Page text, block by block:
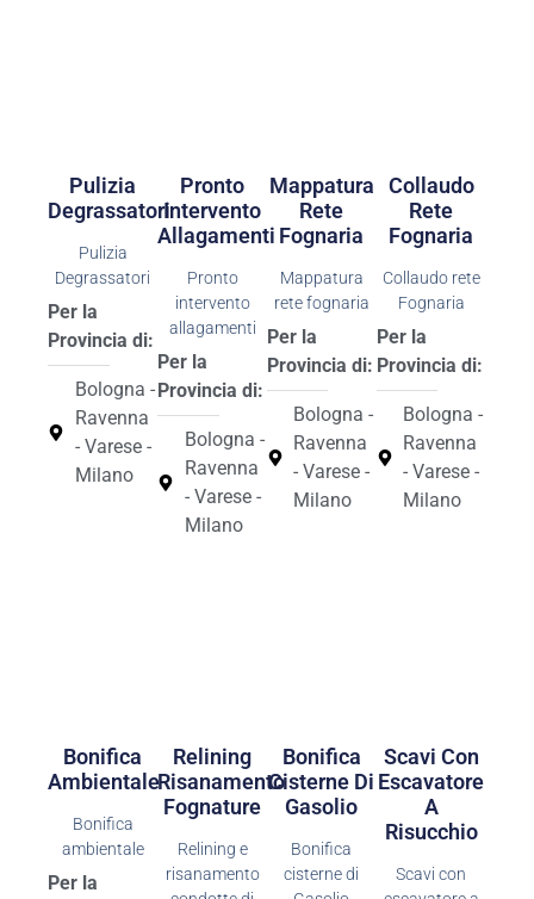
Pulizia
Degrassatori
Pulizia
Degrassatori
Per la
Provincia di:
Bologna -
Ravenna
- Varese -
Milano
Pronto
Intervento
Allagamenti
Pronto
intervento
allagamenti
Per la
Provincia di:
Bologna -
Ravenna
- Varese -
Milano
Mappatura
Rete
Fognaria
Mappatura
rete fognaria
Per la
Provincia di:
Bologna -
Ravenna
- Varese -
Milano
Collaudo
Rete
Fognaria
Collaudo rete
Fognaria
Per la
Provincia di:
Bologna -
Ravenna
- Varese -
Milano
Bonifica
Ambientale
Bonifica
ambientale
Per la
Relining
Risanamento
Fognature
Relining e
risanamento
Bonifica
Cisterne Di
Gasolio
Bonifica
cisterne di
Scavi Con
Escavatore
A
Risucchio
Scavi con